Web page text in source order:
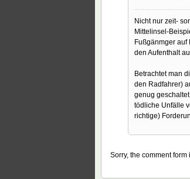
Nicht nur zeit-
Mittelinsel-
Fußgänmger
den Aufenthalt
Betrachtet man
den Radfahrer)
genug
tödliche Unfälle
richtige)
Sorry, the comment